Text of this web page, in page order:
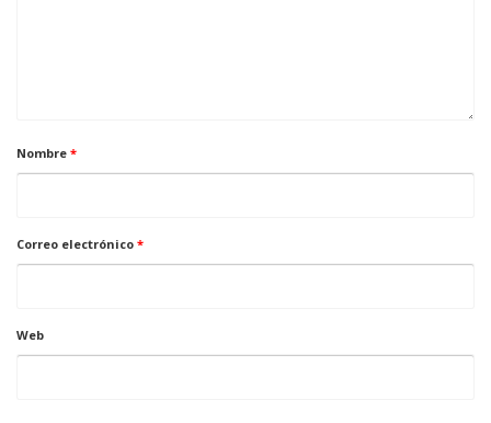
Nombre *
Correo electrónico *
Web